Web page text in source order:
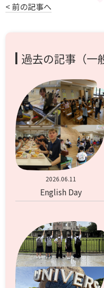
< 前の記事へ
過去の記事（一
2026.06.11
English Day